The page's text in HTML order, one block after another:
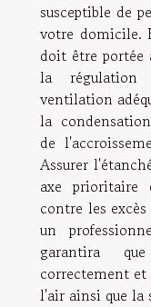
susceptible de
votre domicile.
doit être portée
la régulation
ventilation
la
de
Assurer
axe prioritaire
contre les
un
garantira
correctement et
l'air ainsi que la